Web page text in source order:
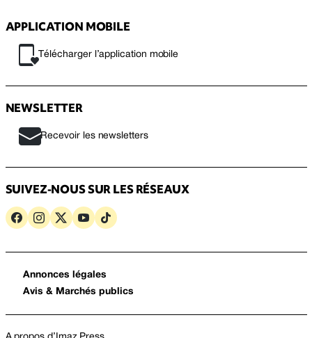
APPLICATION MOBILE
Télécharger l’application mobile
NEWSLETTER
Recevoir les newsletters
SUIVEZ-NOUS SUR LES RÉSEAUX
Annonces légales
Avis & Marchés publics